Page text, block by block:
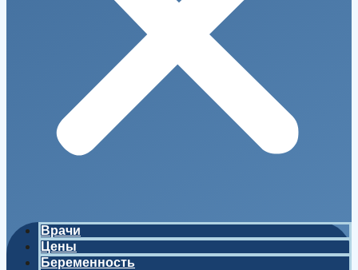
Врачи
Цены
Беременность